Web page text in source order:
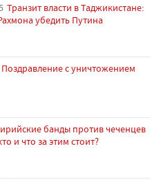
Транзит власти в Таджикистане:
убедить Путина
Поздравление с уничтожением
банды против чеченцев
и что за этим стоит?